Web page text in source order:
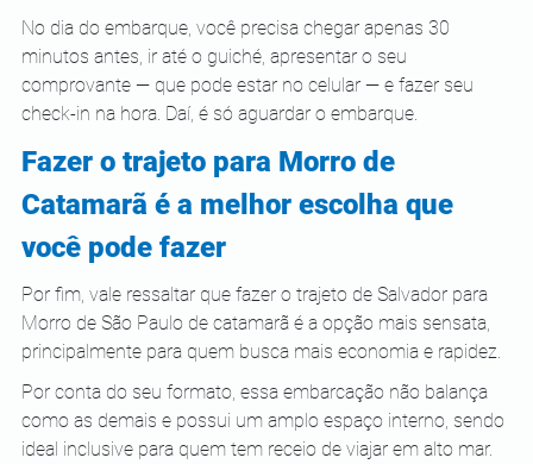
No dia do embarque, você precisa chegar apenas 30
minutos antes, ir até o guiché, apresentar o seu
comprovante — que pode estar no celular — e fazer seu
check-in na hora. Daí, é só aguardar o embarque.
Fazer o trajeto para Morro de
Catamarã é a melhor escolha que
você pode fazer
Por fim, vale ressaltar que fazer o trajeto de Salvador para
Morro de São Paulo de catamarã é a opção mais sensata,
principalmente para quem busca mais economia e rapidez.
Por conta do seu formato, essa embarcação não balança
como as demais e possui um amplo espaço interno, sendo
ideal inclusive para quem tem receio de viajar em alto mar.